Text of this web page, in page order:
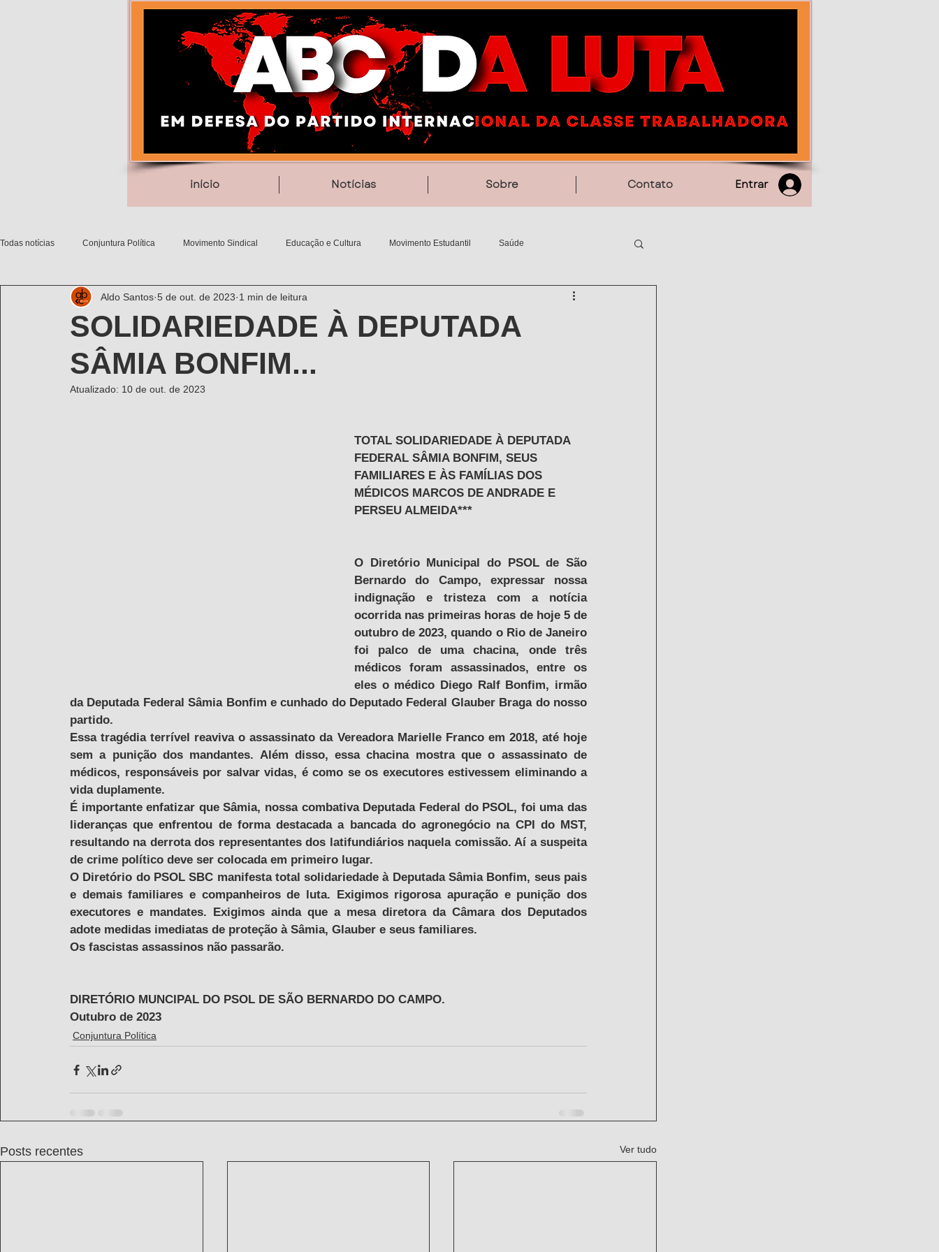
início Notícias Sobre Contato Entrar
Todas notícias Conjuntura Política Movimento Sindical Educação e Cultura Movimento Estudantil Saúde
Debates filosóficos Gênero/Etnia Movimentos Sociais
SOLIDARIEDADE À DEPUTADA
SÂMIA BONFIM...
Aldo Santos 5 de out. de 2023 1 min de leitura
Atualizado: 10 de out. de 2023
TOTAL SOLIDARIEDADE À DEPUTADA
FEDERAL SÂMIA BONFIM, SEUS
FAMILIARES E ÀS FAMÍLIAS DOS
MÉDICOS MARCOS DE ANDRADE E
PERSEU ALMEIDA***
O Diretório Municipal do PSOL de São
Bernardo do Campo, expressar nossa
indignação e tristeza com a notícia
ocorrida nas primeiras horas de hoje 5 de
outubro de 2023, quando o Rio de Janeiro
foi palco de uma chacina, onde três
médicos foram assassinados, entre os
eles o médico Diego Ralf Bonfim, irmão
da Deputada Federal Sâmia Bonfim e cunhado do Deputado Federal Glauber Braga do nosso
partido.
Essa tragédia terrível reaviva o assassinato da Vereadora Marielle Franco em 2018, até hoje
sem a punição dos mandantes. Além disso, essa chacina mostra que o assassinato de
médicos, responsáveis por salvar vidas, é como se os executores estivessem eliminando a
vida duplamente.
É importante enfatizar que Sâmia, nossa combativa Deputada Federal do PSOL, foi uma das
lideranças que enfrentou de forma destacada a bancada do agronegócio na CPI do MST,
resultando na derrota dos representantes dos latifundiários naquela comissão. Aí a suspeita
de crime político deve ser colocada em primeiro lugar.
O Diretório do PSOL SBC manifesta total solidariedade à Deputada Sâmia Bonfim, seus pais
e demais familiares e companheiros de luta. Exigimos rigorosa apuração e punição dos
executores e mandates. Exigimos ainda que a mesa diretora da Câmara dos Deputados
adote medidas imediatas de proteção à Sâmia, Glauber e seus familiares.
Os fascistas assassinos não passarão.
DIRETÓRIO MUNCIPAL DO PSOL DE SÃO BERNARDO DO CAMPO.
Outubro de 2023
Conjuntura Política
Posts recentes Ver tudo